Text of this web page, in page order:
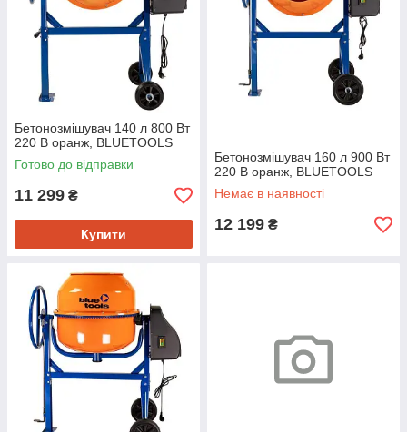
Бетонозмішувач 140 л 800 Вт
220 В оранж, BLUETOOLS
Готово до відправки
11 299 ₴
Купити
Бетонозмішувач 160 л 900 Вт
220 В оранж, BLUETOOLS
Немає в наявності
12 199 ₴